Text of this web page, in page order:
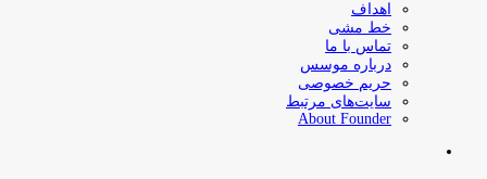
اهداف
خط مشی
تماس با ما
درباره موسس
حریم خصوصی
سایت‌های مرتبط
About Founder